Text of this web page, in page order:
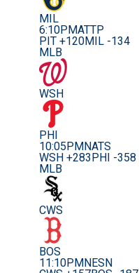
MIL
6:10PMATTP
PIT +120MIL -134
MLB
WSH
PHI
10:05PM NATS
WSH +283 PHI -358
MLB
CWS
BOS
11:10PM NESN